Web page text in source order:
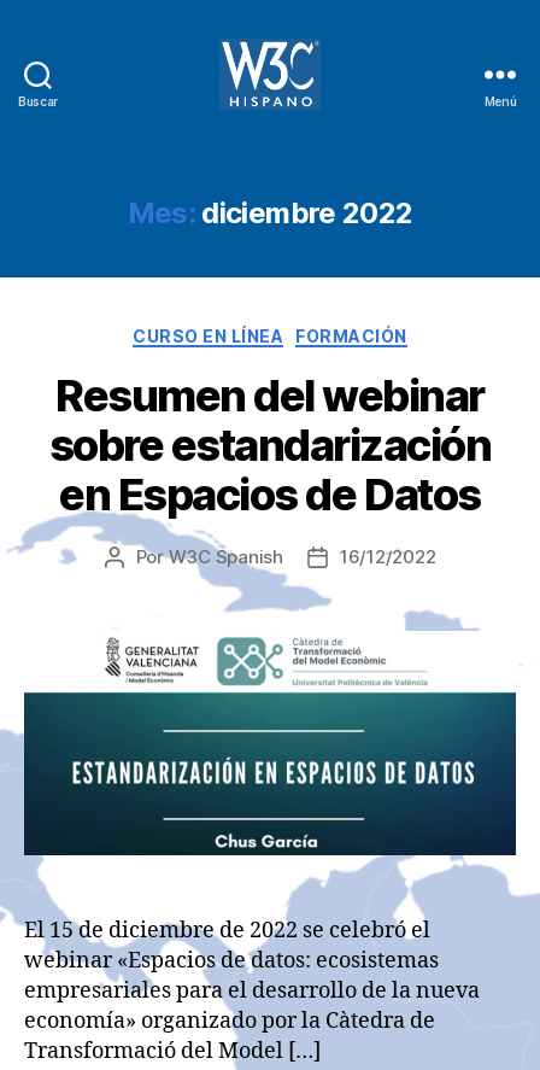
Buscar Menú
Mes: diciembre 2022
Categorías
CURSO EN LÍNEA FORMACIÓN
Resumen del webinar
sobre estandarización
en Espacios de Datos
Autor
entrada
PorW3C Spanish
Fecha
la
entrada
16/12/2022
El 15 de diciembre de 2022 se celebró el
webinar «Espacios de datos: ecosistemas
empresariales para el desarrollo de la nueva
economía» organizado por la Càtedra de
Transformació del Model […]